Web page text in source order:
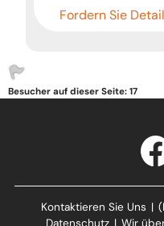
Fordern Sie
Besucher auf dieser Seite: 17
Kontaktieren Sie Uns |
Datenschutz | Wir